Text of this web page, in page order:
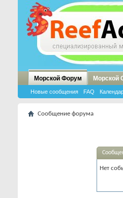
Морской Форум
Новые сообщения FAQ
Морской
Сообщение форума
Нет